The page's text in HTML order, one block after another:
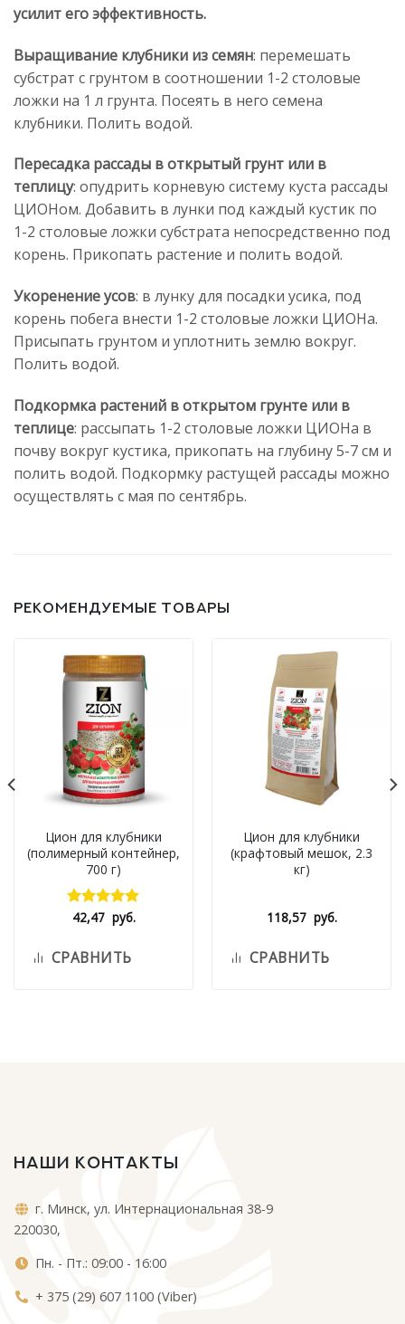
усилит его эффективность.
Выращивание клубники из семян: перемешать
субстрат с грунтом в соотношении 1-2 столовые
ложки на 1 л грунта. Посеять в него семена
клубники. Полить водой.
Пересадка рассады в открытый грунт или в
теплицу: опудрить корневую систему куста рассады
ЦИОНом. Добавить в лунки под каждый кустик по
1-2 столовые ложки субстрата непосредственно под
корень. Прикопать растение и полить водой.
Укоренение усов: в лунку для посадки усика, под
корень побега внести 1-2 столовые ложки ЦИОНа.
Присыпать грунтом и уплотнить землю вокруг.
Полить водой.
Подкормка растений в открытом грунте или в
теплице: рассыпать 1-2 столовые ложки ЦИОНа в
почву вокруг кустика, прикопать на глубину 5-7 см и
полить водой. Подкормку растущей рассады можно
осуществлять с мая по сентябрь.
РЕКОМЕНДУЕМЫЕ ТОВАРЫ
Цион для клубники
(полимерный контейнер,
700 г)
Оценка
42,47 руб.
СРАВНИТЬ
Цион для клубники
(крафтовый мешок, 2.3
кг)
118,57 руб.
СРАВНИТЬ
НАШИ КОНТАКТЫ
г. Минск, ул. Интернациональная 38-9
220030,
Пн. - Пт.: 09:00 - 16:00
+ 375 (29) 607 1100 (Viber)